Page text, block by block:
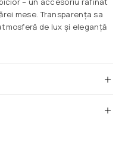
mese. Transparența sa
de lux și eleganță